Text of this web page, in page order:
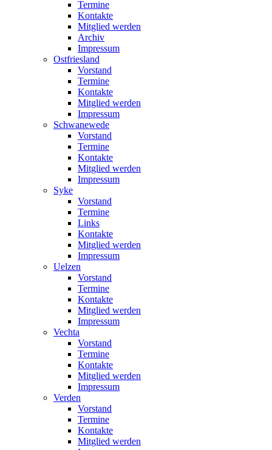
Termine
Kontakte
Mitglied werden
Archiv
Impressum
Ostfriesland
Vorstand
Termine
Kontakte
Mitglied werden
Impressum
Schwanewede
Vorstand
Termine
Kontakte
Mitglied werden
Impressum
Syke
Vorstand
Termine
Links
Kontakte
Mitglied werden
Impressum
Uelzen
Vorstand
Termine
Kontakte
Mitglied werden
Impressum
Vechta
Vorstand
Termine
Kontakte
Mitglied werden
Impressum
Verden
Vorstand
Termine
Kontakte
Mitglied werden